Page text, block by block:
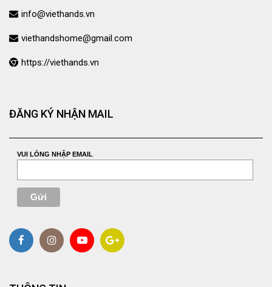
info@viethands.vn
viethandshome@gmail.com
https://viethands.vn
ĐĂNG KÝ NHẬN MAIL
VUI LÒNG NHẬP EMAIL